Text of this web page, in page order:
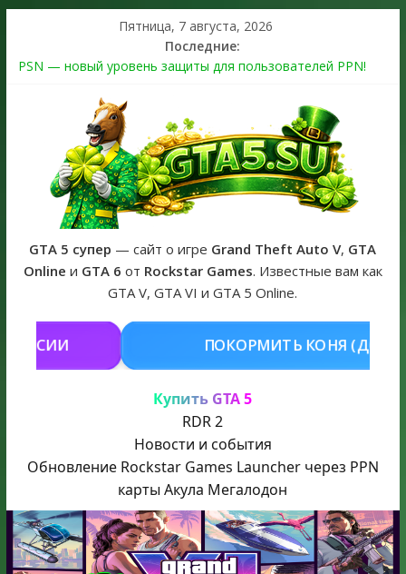
Пятница, 7 августа, 2026
Последние:
PSN — новый уровень защиты для пользователей PPN!
The Kortz Center Heist выйдет в GTA Online уже 14 июля
Регистрация в Rockstar Games Social Club ошибка #1.500.7:
как зарегистрировать аккаунт и войти без проблем в 2026
Получайте особые награды в GTA Online по программе
Fine Art Collector
GTA 6 официальная обложка игры и Предзаказ Grand Theft
Auto VI
GTA 5 супер — сайт о игре Grand Theft Auto V, GTA
Online и GTA 6 от Rockstar Games. Известные вам как
GTA V, GTA VI и GTA 5 Online.
ПОКОРМИТЬ КОНЯ (ДОНАТ)
Купить GTA 5
RDR 2
Новости и события
Обновление Rockstar Games Launcher через PPN
карты Акула Мегалодон